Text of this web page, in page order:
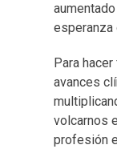
esperanza
Para
avances
volcarnos
profesión